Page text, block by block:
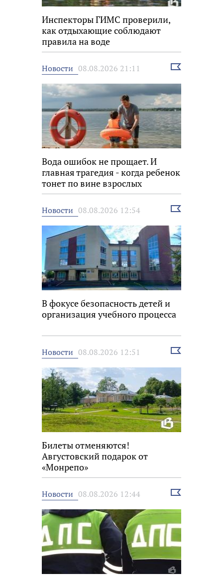
Инспекторы ГИМС проверили,
как отдыхающие соблюдают
правила на воде
Новости 08.08.2026 21:11
Выбрать
Вода ошибок не прощает. И
главная трагедия - когда ребенок
тонет по вине взрослых
Новости 08.08.2026 12:54
Выбрать
В фокусе безопасность детей и
организация учебного процесса
Новости 08.08.2026 12:51
Выбрать
Билеты отменяются!
Августовский подарок от
«Монрепо»
Новости 08.08.2026 12:44
Выбрать